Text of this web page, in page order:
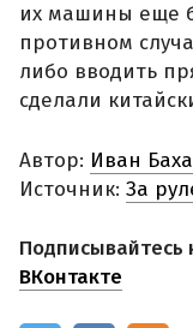
их машины еще
противном
либо вводить
сделали
Автор: Иван
Источник: За
Подписывайтесь
ВКонтакте